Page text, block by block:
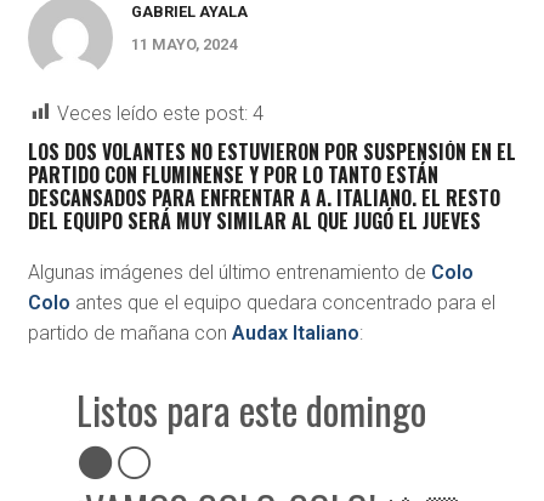
GABRIEL AYALA
11 MAYO, 2024
Veces leído este post: 4
LOS DOS VOLANTES NO ESTUVIERON POR SUSPENSIÓN EN EL
PARTIDO CON FLUMINENSE Y POR LO TANTO ESTÁN
DESCANSADOS PARA ENFRENTAR A A. ITALIANO. EL RESTO
DEL EQUIPO SERÁ MUY SIMILAR AL QUE JUGÓ EL JUEVES
Algunas imágenes del último entrenamiento de Colo
Colo antes que el equipo quedara concentrado para el
partido de mañana con Audax Italiano:
Listos para este domingo
⚫️⚪️